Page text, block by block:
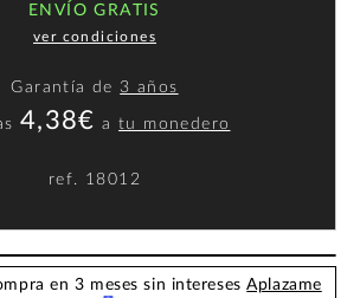
ENVÍO GRATIS
ver condiciones
Garantía de 3 años
4,38€ atu monedero
ref. 18012
en 3 meses sin interesesAplazame